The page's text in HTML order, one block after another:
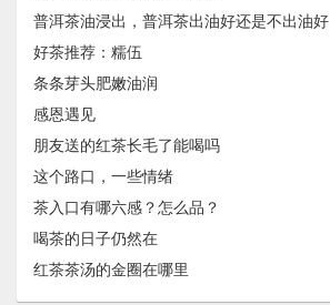
普洱茶油浸出，普洱茶出油好还是不出油好
好茶推荐：糯伍
条条芽头肥嫩油润
感恩遇见
朋友送的红茶长毛了能喝吗
这个路口，一些情绪
茶入口有哪六感？怎么品？
喝茶的日子仍然在
红茶茶汤的金圈在哪里